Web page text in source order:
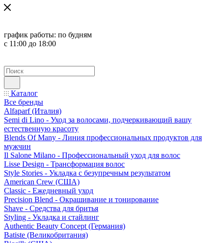
график работы: по будням
с 11:00 до 18:00
Каталог
Все бренды
Alfaparf (Италия)
Semi di Lino - Уход за волосами, подчеркивающий вашу
естественную красоту
Blends Of Many - Линия профессиональных продуктов для
мужчин
Il Salone Milano - Профессиональный уход для волос
Lisse Design - Трансформация волос
Style Stories - Укладка с безупречным результатом
American Crew (США)
Classic - Ежедневный уход
Precision Blend - Окрашивание и тонирование
Shave - Средства для бритья
Styling - Укладка и стайлинг
Authentic Beauty Concept (Германия)
Batiste (Великобритания)